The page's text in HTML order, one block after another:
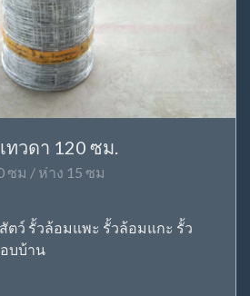
วดา 120 ซม.
ซม / ห่าง 15 ซม
ตว์ รั้วล้อมแพะ รั้วล้อมแกะ รั้ว
บบ้าน